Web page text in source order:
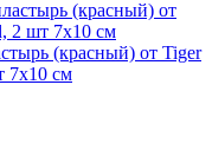
(красный) от Tiger
7x10 см